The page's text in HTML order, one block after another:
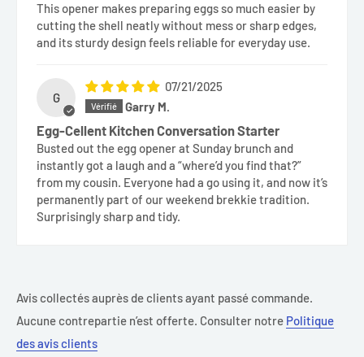
This opener makes preparing eggs so much easier by
cutting the shell neatly without mess or sharp edges,
and its sturdy design feels reliable for everyday use.
G
07/21/2025
Garry M.
Egg-Cellent Kitchen Conversation Starter
Busted out the egg opener at Sunday brunch and
instantly got a laugh and a “where’d you find that?”
from my cousin. Everyone had a go using it, and now it’s
permanently part of our weekend brekkie tradition.
Surprisingly sharp and tidy.
Avis collectés auprès de clients ayant passé commande.
Aucune contrepartie n’est offerte. Consulter notre Politique
des avis clients